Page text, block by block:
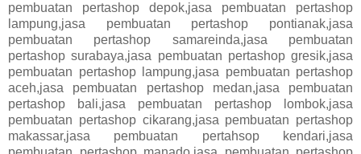
pembuatan pertashop depok,jasa pembuatan pertashop
lampung,jasa pembuatan pertashop pontianak,jasa
pembuatan pertashop samareinda,jasa pembuatan
pertashop surabaya,jasa pembuatan pertashop gresik,jasa
pembuatan pertashop lampung,jasa pembuatan pertashop
aceh,jasa pembuatan pertashop medan,jasa pembuatan
pertashop bali,jasa pembuatan pertashop lombok,jasa
pembuatan pertashop cikarang,jasa pembuatan pertashop
makassar,jasa pembuatan pertahsop kendari,jasa